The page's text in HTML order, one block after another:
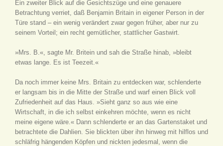
Ein zweiter Blick auf die Gesichtszüge und eine genauere
Betrachtung verriet, daß Benjamin Britain in eigener Person in der
Türe stand – ein wenig verändert zwar gegen früher, aber nur zu
seinem Vorteil; ein recht gemütlicher, stattlicher Gastwirt.
»Mrs. B.«, sagte Mr. Britein und sah die Straße hinab, »bleibt
etwas lange. Es ist Teezeit.«
Da noch immer keine Mrs. Britain zu entdecken war, schlenderte
er langsam bis in die Mitte der Straße und warf einen Blick voll
Zufriedenheit auf das Haus. »Sieht ganz so aus wie eine
Wirtschaft, in die ich selbst einkehren möchte, wenn es nicht
meine eigene wäre.« Dann schlenderte er an das Gartenstaket und
betrachtete die Dahlien. Sie blickten über ihn hinweg mit hilflos und
schläfrig hängenden Köpfen und nickten jedesmal, wenn die